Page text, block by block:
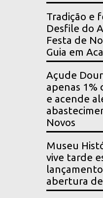
Tradição e
Desfile do
Festa de
Guia em
Açude
apenas 1%
e acende
Novos
Museu
vive tarde
abertura